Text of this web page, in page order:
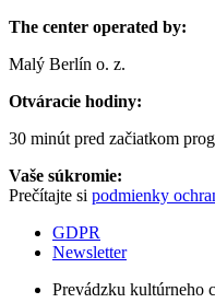
The center operated by:
Malý Berlín o. z.
Otváracie hodiny:
30 minút pred začiatkom
Vaše súkromie:
Prečítajte si podmienky
GDPR
Newsletter
Prevádzku kultúrneho